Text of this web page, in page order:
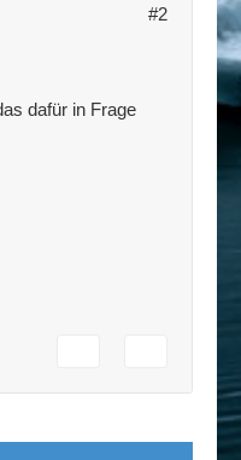
#2
dafür in Frage